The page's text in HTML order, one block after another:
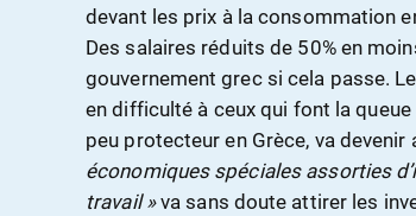
devant les prix à la consommation
Des salaires réduits de 50% en
gouvernement grec si cela passe.
en difficulté à ceux qui font la
peu protecteur en Grèce, va devenir
économiques spéciales assorties
travail »va sans doute attirer les